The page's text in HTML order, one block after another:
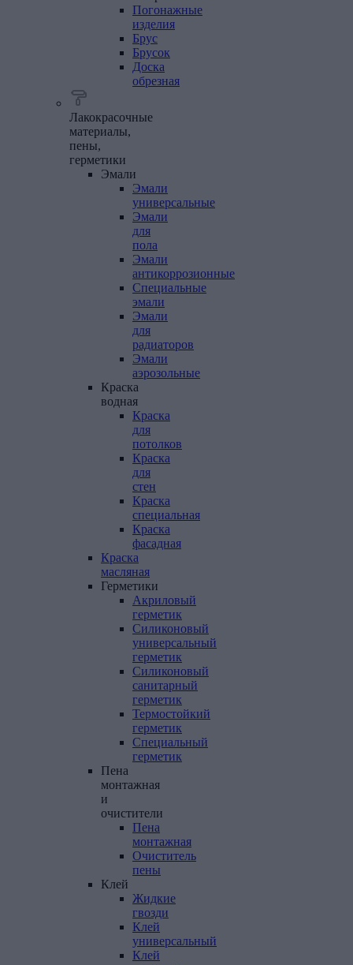
Погонажные
изделия
Брус
Брусок
Доска
обрезная
Лакокрасочные
материалы,
пены,
герметики
Эмали
Эмали
универсальные
Эмали
для
пола
Эмали
антикоррозионные
Специальные
эмали
Эмали
для
радиаторов
Эмали
аэрозольные
Краска
водная
Краска
для
потолков
Краска
для
стен
Краска
специальная
Краска
фасадная
Краска
масляная
Герметики
Акриловый
герметик
Силиконовый
универсальный
герметик
Силиконовый
санитарный
герметик
Термостойкий
герметик
Специальный
герметик
Пена
монтажная
и
очистители
Пена
монтажная
Очиститель
пены
Клей
Жидкие
гвозди
Клей
универсальный
Клей